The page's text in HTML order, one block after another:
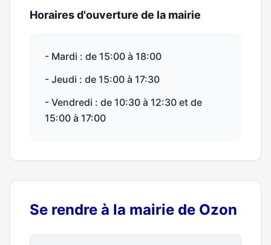
Horaires d'ouverture de la mairie
- Mardi : de 15:00 à 18:00
- Jeudi : de 15:00 à 17:30
- Vendredi : de 10:30 à 12:30 et de
15:00 à 17:00
Se rendre à la mairie de Ozon